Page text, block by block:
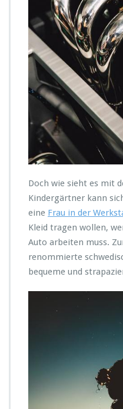
Doch wie sieht es mit
Kindergärtner kann
eine Frau in der
Kleid tragen wollen,
Auto arbeiten muss.
renommierte
bequeme und